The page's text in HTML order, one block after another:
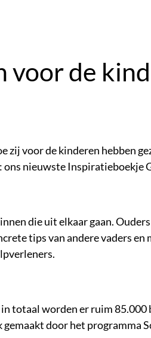
voor de
zij voor de kinderen hebben
nieuwste Inspiratieboekje
die uit elkaar gaan.
tips van andere vaders
totaal worden er ruim
door het programma